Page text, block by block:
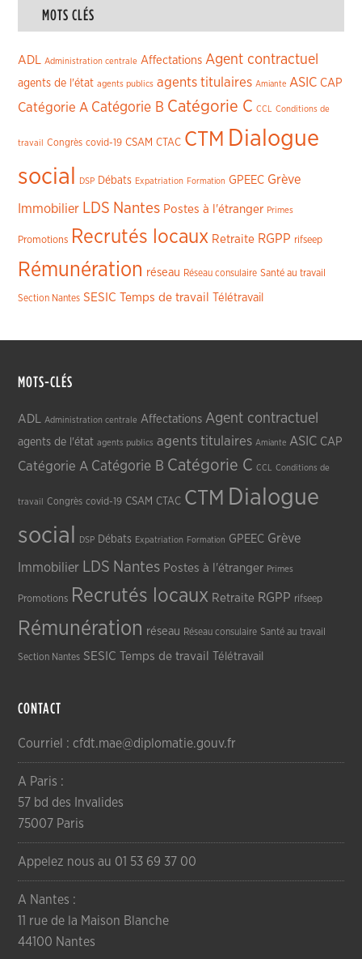
MOTS CLÉS
ADL Administration centrale Affectations Agent contractuel
agents de l'état agents publics agents titulaires Amiante ASIC CAP
Catégorie A Catégorie B Catégorie C CCL Conditions de
travail Congrès covid-19 CSAM CTAC CTM Dialogue
social
DSP Débats Expatriation Formation GPEEC Grève
Immobilier LDS Nantes Postes à l'étranger Primes
Promotions Recrutés locaux Retraite RGPP rifseep
Rémunération réseau Réseau consulaire Santé au travail
Section Nantes SESIC Temps de travail Télétravail
MOTS-CLÉS
ADL Administration centrale Affectations Agent contractuel
agents de l'état agents publics agents titulaires Amiante ASIC CAP
Catégorie A Catégorie B Catégorie C CCL Conditions de
travail Congrès covid-19 CSAM CTAC CTM Dialogue
social
DSP Débats Expatriation Formation GPEEC Grève
Immobilier LDS Nantes Postes à l'étranger Primes
Promotions Recrutés locaux Retraite RGPP rifseep
Rémunération réseau Réseau consulaire Santé au travail
Section Nantes SESIC Temps de travail Télétravail
CONTACT
Courriel : cfdt.mae@diplomatie.gouv.fr
A Paris :
57 bd des Invalides
75007 Paris
Appelez nous au 01 53 69 37 00
A Nantes :
11 rue de la Maison Blanche
44100 Nantes